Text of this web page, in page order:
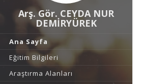
Arş. Gör. CEYDA NUR
DEMİRYÜREK
Ana Sayfa
Eğitim Bilgileri
Araştırma Alanları